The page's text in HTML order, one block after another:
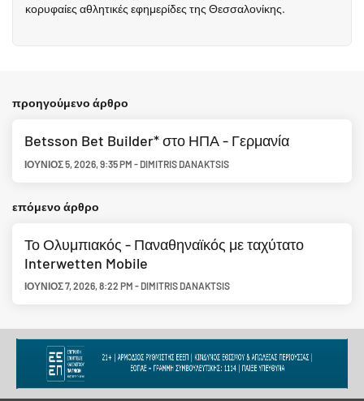
κορυφαίες αθλητικές εφημερίδες της Θεσσαλονίκης.
προηγούμενο άρθρο
Betsson Bet Builder* στο ΗΠΑ - Γερμανία
ΙΟΎΝΙΟΣ 5, 2026 9:35 PM - DIMITRIS DANAKTSIS
επόμενο άρθρο
Το Ολυμπιακός - Παναθηναϊκός με ταχύτατο
Interwetten Mobile
ΙΟΎΝΙΟΣ 7, 2026 8:22 PM - DIMITRIS DANAKTSIS